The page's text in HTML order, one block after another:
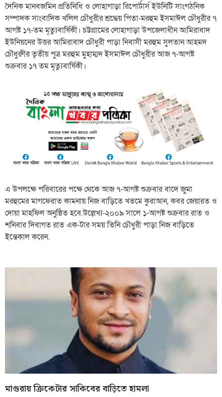
দৈনিক মানবজমিন প্রতিনিধি ও লোহাগাড়া রিপোর্টার্স ইউনিটি সাংগঠনিক
সম্পাদক সাংবাদিক খলিল চৌধুরীর শ্রদ্ধেয় পিতা-মরহুম ইসমাঈল চৌধুরীর ৭
আগষ্ট ১৭-তম মৃত্যুবার্ষিকী। চট্টগ্রামের লোহাগাড়া উপজেলাধীন আমিরাবাদ
ইউনিয়নের উত্তর আমিরাবাদ চৌধুরী পাড়া নিবাসী মরহুম সুলতান আহমদ
চৌধুরুীর তৃতীয় পুত্র মরহুম মুহাম্মদ ইসমাঈল চৌধুরীর আজ ৭-আগষ্ট
শুক্রবার ১৭ তম মৃত্যুবার্ষিকী।
এ উপলক্ষে পরিবারের পক্ষে থেকে আজ ৭-আগষ্ট শুক্রবার বাদে জুমা
মরহুমের মাগফেরাত কামনায় নিজ বাড়িতে খতমে কুরাআন, কবর জেয়ারত ও
দোয়া মাহফিল অনুষ্ঠিত হবে.উল্লেখ্য-২০০৯ সালে ১-আগষ্ট শুক্রবার রাত ও
শনিবার দিবাগত রাত এক-টার সময় তিনি চৌধুরী পাড়া নিজ বাড়িতে
ইন্তেকাল করেন.
মাগুরায় ক্রিকেটার সাকিবের বাড়িতে হামলা